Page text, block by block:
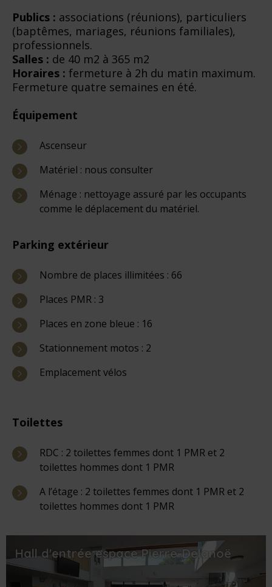
Publics : associations (réunions), particuliers
(baptêmes, mariages, réunions familiales),
professionnels.
Salles : de 40 m2 à 365 m2
Horaires : fermeture à 2h du matin maximum.
Fermeture quatre semaines en été.
Équipement
Ascenseur
Matériel : nous consulter
Ménage : nettoyage assuré par les occupants
comme le déplacement du matériel.
Parking extérieur
Nombre de places illimitées : 66
Places PMR : 3
Places en zone bleue : 16
Stationnement motos : 2
Emplacement vélos
Toilettes
RDC : 2 toilettes femmes dont 1 PMR et 2
toilettes hommes dont 1 PMR
A l’étage : 2 toilettes femmes dont 1 PMR et 2
toilettes hommes dont 1 PMR
Hall d'entrée espace Pierre-Delanoë